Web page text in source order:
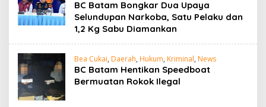
BC Batam Bongkar Dua Upaya
Selundupan Narkoba, Satu Pelaku dan
1,2 Kg Sabu Diamankan
Bea Cukai, Daerah, Hukum, Kriminal, News
BC Batam Hentikan Speedboat
Bermuatan Rokok Ilegal